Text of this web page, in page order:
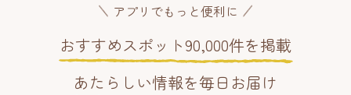
アプリでもっと便利に
おすすめスポット90,000件を掲載
あたらしい情報を毎日お届け